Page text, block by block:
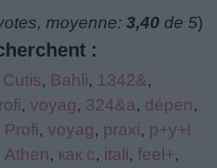
moyenne: 3,40 de 5)
:
Cutis, Bahli, 1342&,
, voyag, 324&a, dépen,
Profi, voyag, praxi, p+y+l
Athen, как с, itali, feel+,